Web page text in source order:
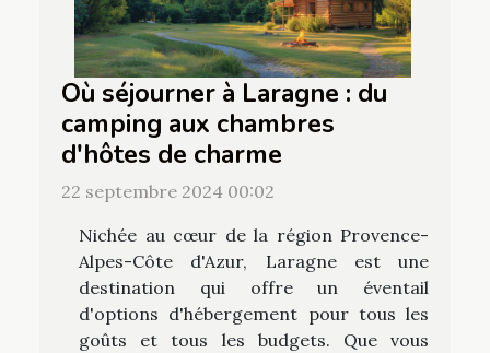
Où séjourner à Laragne : du
camping aux chambres
d'hôtes de charme
22 septembre 2024 00:02
Nichée au cœur de la région Provence-
Alpes-Côte d'Azur, Laragne est une
destination qui offre un éventail
d'options d'hébergement pour tous les
goûts et tous les budgets. Que vous